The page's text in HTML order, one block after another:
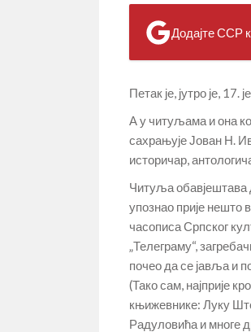
Додајте ССР
Петак је, јутро је,
А у читуљама и она
сахрањује Јован Н.
историчар,
Читуља обавјештава
упознао прије нешто
часописа Српског
„Телеграму“,
почео да се јавља и
(Тако сам, најприје
књижевнике: Луку
Радуловића и многе